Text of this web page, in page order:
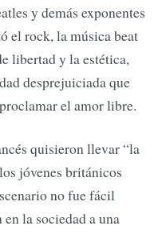
y demás exponentes
el rock, la música beat
libertad y la estética,
desprejuiciada que
el amor libre.
quisieron llevar “la
jóvenes británicos
no fue fácil
la sociedad a una